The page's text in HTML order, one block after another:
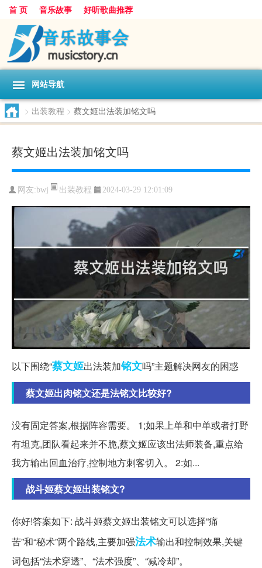
首 页 音乐故事 好听歌曲推荐
网站导航
> 出装教程 > 蔡文姬出法装加铭文吗
蔡文姬出法装加铭文吗
网友:bwj 出装教程 2024-03-29 12:01:09
以下围绕“蔡文姬出法装加铭文吗”主题解决网友的困惑
蔡文姬出肉铭文还是法铭文比较好?
没有固定答案,根据阵容需要。 1;如果上单和中单或者打野
有坦克,团队看起来并不脆,蔡文姬应该出法师装备,重点给
我方输出回血治疗,控制地方刺客切入。 2:如...
战斗姬蔡文姬出装铭文?
你好!答案如下: 战斗姬蔡文姬出装铭文可以选择“痛
苦”和“秘术”两个路线,主要加强法术输出和控制效果,关键
词包括“法术穿透”、“法术强度”、“减冷却”。